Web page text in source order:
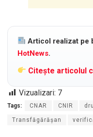
Articol realizat pe
HotNews.
Citește articolul
Vizualizari: 7
Tags: CNAR CNIR
Transfăgărășan